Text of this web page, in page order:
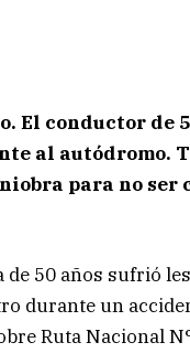
El conductor de
al autódromo.
para no ser
50 años sufrió
durante un
Ruta Nacional